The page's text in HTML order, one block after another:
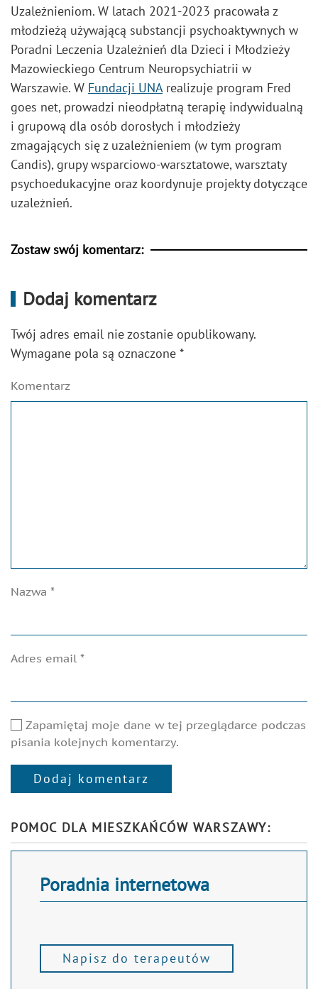
Uzależnieniom. W latach 2021-2023 pracowała z
młodzieżą używającą substancji psychoaktywnych w
Poradni Leczenia Uzależnień dla Dzieci i Młodzieży
Mazowieckiego Centrum Neuropsychiatrii w
Warszawie. W Fundacji UNArealizuje program Fred
goes net, prowadzi nieodpłatną terapię indywidualną
i grupową dla osób dorosłych i młodzieży
zmagających się z uzależnieniem (w tym program
Candis), grupy wsparciowo-warsztatowe, warsztaty
psychoedukacyjne oraz koordynuje projekty dotyczące
uzależnień.
Zostaw swój komentarz:
Dodaj komentarz
Twój adres email nie zostanie opublikowany.
Wymagane pola są oznaczone *
Komentarz
Nazwa *
Adres email *
Zapamiętaj moje dane w tej przeglądarce podczas
pisania kolejnych komentarzy.
Dodaj komentarz
POMOC DLA MIESZKAŃCÓW WARSZAWY:
Poradnia internetowa
Napisz do terapeutów